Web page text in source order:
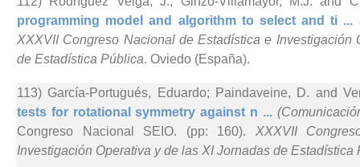
programming model and algorithm to select and ti ...
XXXVII Congreso Nacional de Estadística e Investigación
de Estadística Pública. Oviedo (España).
113) García-Portugués, Eduardo; Paindaveine, D. and
tests for rotational symmetry against n ...
Congreso Nacional SEIO. (pp: 160). XXXVII
Investigación Operativa y de las XI Jornadas de Estadística